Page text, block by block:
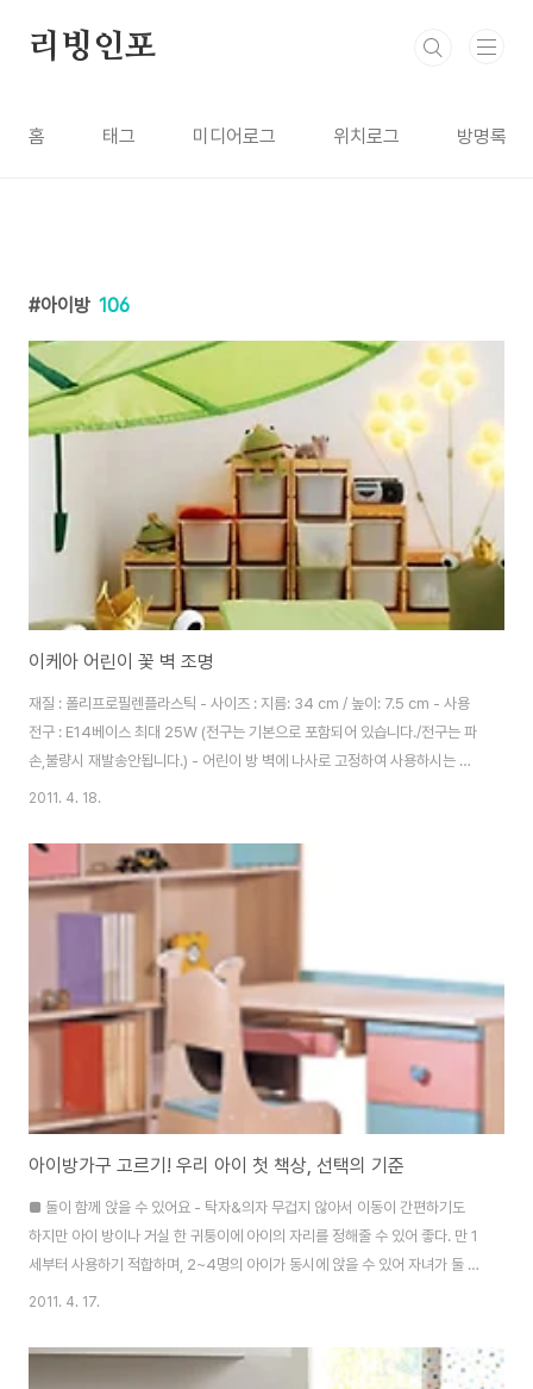
리빙인포
홈 태그 미디어로그 위치로그 방명록
아이방 106
이케아 어린이 꽃 벽 조명
재질 : 폴리프로필렌플라스틱 - 사이즈 : 지름: 34 cm / 높이: 7.5 cm - 사용
전구 : E14베이스 최대 25W (전구는 기본으로 포함되어 있습니다./전구는 파
손,불량시 재발송안됩니다.) - 어린이 방 벽에 나사로 고정하여 사용하시는 벽
조명입니다. - 은은한 불빛으로 아이들 방을 편안하고 아늑한 분위기로 조성하
마세요.) - 색상은 2가지로 연분홍과 흰색이 있습니다.. 코드선은 흰색입니다.
> 링크> 이케아 램프 -
2011. 4. 18.
아이방가구 고르기! 우리 아이 첫 책상, 선택의 기준
■ 둘이 함께 앉을 수 있어요 - 탁자&의자 무겁지 않아서 이동이 간편하기도
하지만 아이 방이나 거실 한 귀퉁이에 아이의 자리를 정해줄 수 있어 좋다. 만 1
세부터 사용하기 적합하며, 2~4명의 아이가 동시에 앉을 수 있어 자녀가 둘 이
상인 가정에 더욱 유용하다. :::고르는 요령::: 1 심플한 디자인으로 고른다 내구
한지 꼭 확인한다. 2 의자는 2개 이상 포함된 것이 좋다 유아용 탁자 세트는 2
인 이상 앉을 수 있는 것이 가장 큰 장점. 의자가 4개로 구성된 제품도 있다. 단,
2011. 4. 17.